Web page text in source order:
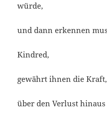
würde,
und dann erkennen
Kindred,
gewährt ihnen die
über den Verlust hinaus